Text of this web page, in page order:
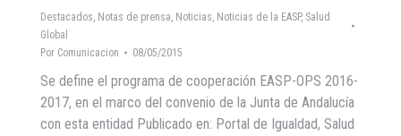
Destacados, Notas de prensa, Noticias, Noticias de la EASP, Salud
Global
Por Comunicacion 08/05/2015
Se define el programa de cooperación EASP-OPS 2016-
2017, en el marco del convenio de la Junta de Andalucía
con esta entidad Publicado en: Portal de Igualdad, Salud